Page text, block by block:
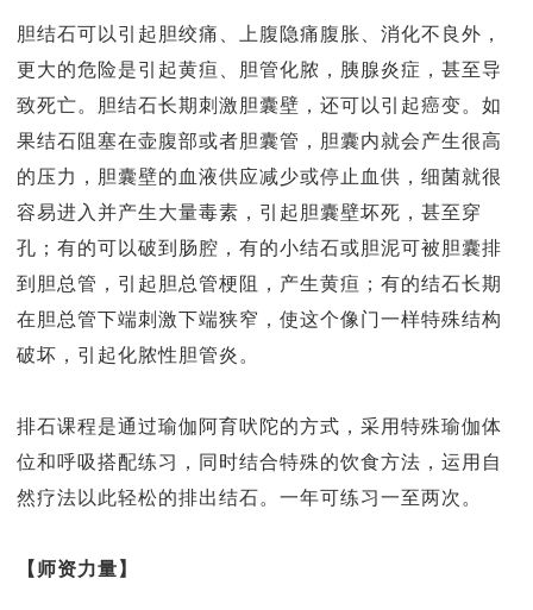
胆结石可以引起胆绞痛、上腹隐痛腹胀、消化不良外，
更大的危险是引起黄疸、胆管化脓，胰腺炎症，甚至导
致死亡。胆结石长期刺激胆囊壁，还可以引起癌变。如
果结石阻塞在壶腹部或者胆囊管，胆囊内就会产生很高
的压力，胆囊壁的血液供应减少或停止血供，细菌就很
容易进入并产生大量毒素，引起胆囊壁坏死，甚至穿
孔；有的可以破到肠腔，有的小结石或胆泥可被胆囊排
到胆总管，引起胆总管梗阻，产生黄疸；有的结石长期
在胆总管下端刺激下端狭窄，使这个像门一样特殊结构
破坏，引起化脓性胆管炎。
排石课程是通过瑜伽阿育吠陀的方式，采用特殊瑜伽体
位和呼吸搭配练习，同时结合特殊的饮食方法，运用自
然疗法以此轻松的排出结石。一年可练习一至两次。
【师资力量】